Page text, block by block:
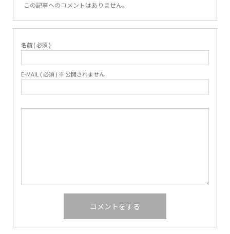
この記事へのコメントはありません。
名前 ( 必須 )
E-MAIL ( 必須 ) ※ 公開されません